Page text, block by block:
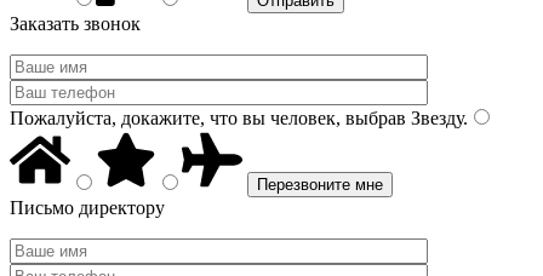
Заказать звонок
Пожалуйста, докажите, что вы человек, выбрав Звезду.
Письмо директору